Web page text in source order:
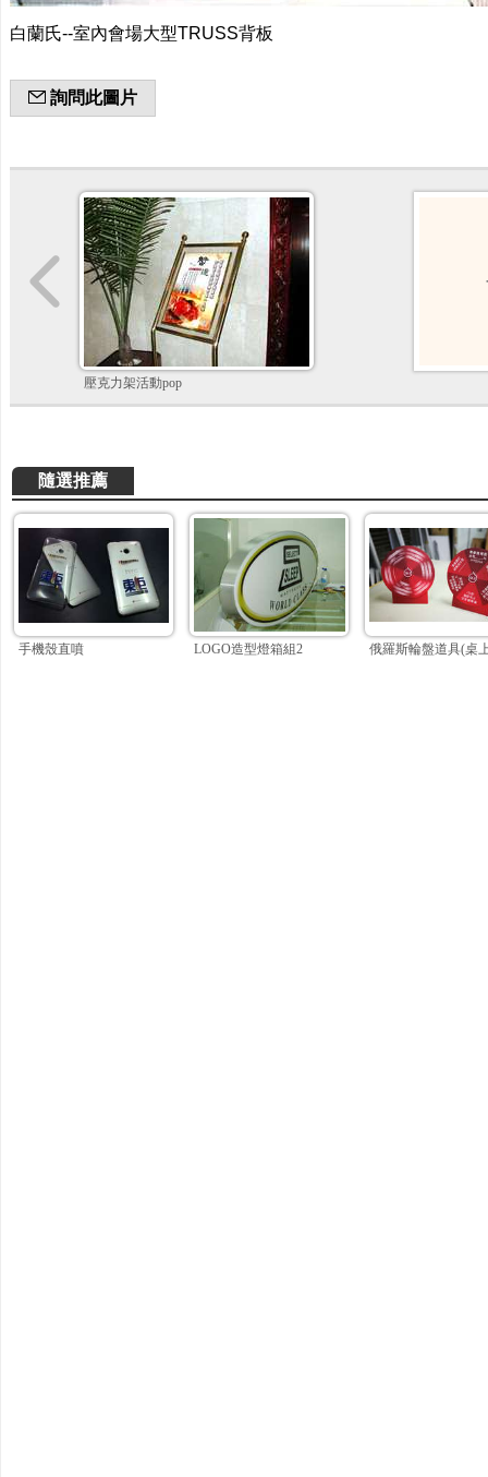
白蘭氏--室內會場大型TRUSS背板
詢問此圖片
壓克力架活動pop
隨選推薦
手機殼直噴 LOGO造型燈箱組2 俄羅斯輪盤道具(桌